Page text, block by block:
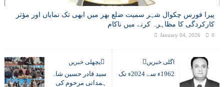
پیرا فورس چکوال شہر سمیت ضلع بھر میں ابھی تک نمایاں اور مؤثر
کارکردگی کا مظاہرہ کرنے میں ناکام
January 04, 2026 0
اگلی خبریں
1962ء سے 2024ء تک
پچھلی خبریں
سید قادر حسین شاہ
ہمدانی مرحوم کی